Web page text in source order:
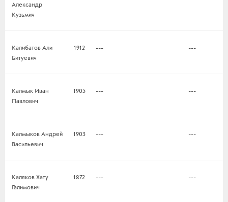
Александр
Кузьмич
Калибатов Али
Битуевич
1912 --- ---
Калмык Иван
Павлович
1905 --- ---
Калмыков Андрей
Васильевич
1903 --- ---
Каляков Хату
Галимович
1872 --- ---